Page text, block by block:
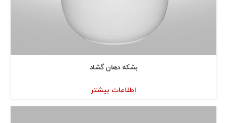
بشكه دهان گشاد
اطلاعات بیشتر